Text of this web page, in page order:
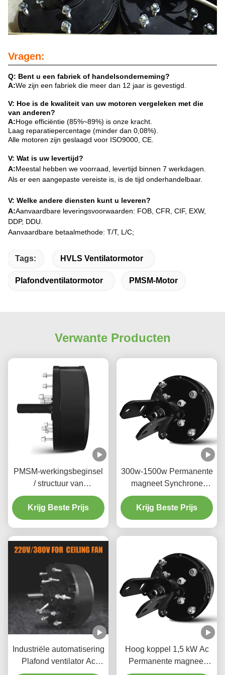
Vragen:
Q: Bent u een fabriek of handelsonderneming?
A:We zijn een fabriek die meer dan 12 jaar is gevestigd.
V: Hoe is de kwaliteit van uw motoren vergeleken met die
van anderen?
A:Hoge efficiëntie (85%~89%) is onze kracht.
Laag reparatiepercentage (minder dan 0,08%).
Alle motoren zijn geslaagd voor ISO9000, CE.
V: Wat is uw levertijd?
A:Meestal hebben we voorraad, levertijd binnen 7 werkdagen.
Als er een aangepaste vereiste is, is de tijd onderhandelbaar.
V: Welke andere diensten kunt u leveren?
A:Aanvaardbare leveringsvoorwaarden: FOB, CFR, CIF, EXW,
DDP, DDU.
Aanvaardbare betaalmethode: T/T, L/C;
Tags: HVLS Ventilatormotor
Plafondventilatormotor PMSM-Motor
Verwante Producten
PMSM-werkingsbeginsel
/ structuur van
permanente magneet
synchrone motor 40dB
Krijg Beste Prijs
300w-1500w Permanente
magneet Synchrone
motor PMSM Control
Plafond ventilator motor
Krijg Beste Prijs
Industriële automatisering
Plafond ventilator Ac
Hoog koppel 1,5 kW Ac
Permanente magneet